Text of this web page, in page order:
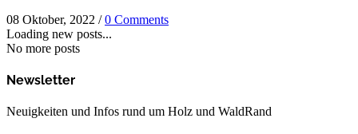
08 Oktober, 2022 /0 Comments
Loading new posts...
No more posts
Newsletter
Neuigkeiten und Infos rund um Holz und WaldRand